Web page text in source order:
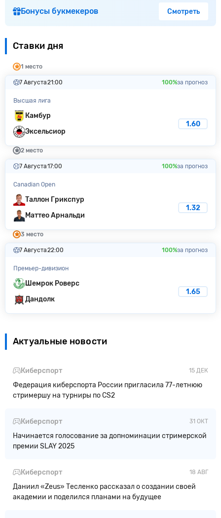
Бонусы букмекеров Смотреть
Ставки дня
1 место
7 Августа21:00 100%за прогноз
Высшая лига
Камбур
Эксельсиор
1.60
2 место
7 Августа17:00 100%за прогноз
Canadian Open
Таллон Грикспур
Маттео Арнальди
1.32
3 место
7 Августа22:00 100%за прогноз
Премьер-дивизион
Шемрок Роверс
Дандолк
1.65
Актуальные новости
15 ДЕК
Киберспорт
Федерация киберспорта России пригласила 77-летнюю
стримершу на турниры по CS2
31 ОКТ
Киберспорт
Начинается голосование за допноминации стримерской
премии SLAY 2025
18 АВГ
Киберспорт
Даниил «Zeus» Тесленко рассказал о создании своей
академии и поделился планами на будущее